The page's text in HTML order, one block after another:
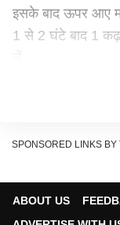
इसके बाद ऊपर आए
1 से 2 घंटे बाद 1
ध्यान रखें कि मलाई
SPONSORED LINKS BY
ABOUT US